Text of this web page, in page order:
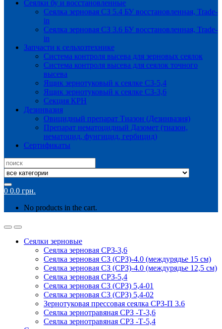
Сеялки бу и восстановленные
Сеялка зерновая СЗ 5.4 БУ восстановленная, Trade-
in
Сеялка зерновая СЗ 3.6 БУ восстановленная, Trade-
in
Запчасти к сельхозтехнике
Система контроля высева для зерновых сеялок
Система контроля высева для сеялок точного
высева
Ящик зернотуковый к сеялке СЗ-5,4
Ящик зернотуковый к сеялке СЗ-3,6
Секция КРН
Дезинвазия
Овицидный препарат Тиазон (Дезинвазия)
Препарат нематоцидный Дазомет (тиазон,
нематоцид, фунгицид, гербицид)
Сертификаты
Search
for:
0 0.0 грн.
No products in the cart.
Сеялки зерновые
Сеялка зерновая СРЗ-3,6
Сеялка зерновая СЗ (СРЗ)-4.0 (междурядье 15 см)
Сеялка зерновая СЗ (СРЗ)-4.0 (междурядье 12,5 см)
Сеялка зерновая СРЗ-5,4
Сеялка зерновая СЗ (СРЗ) 5,4-01
Сеялка зерновая СЗ (СРЗ) 5,4-02
Зернотуковая прессовая сеялка СРЗ-П 3.6
Сеялка зернотравяная СРЗ -Т-3,6
Сеялка зернотравяная СРЗ -Т-5,4